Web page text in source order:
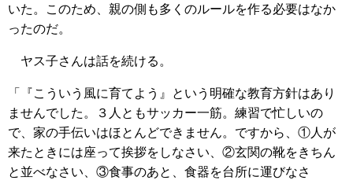
いた。このため、親の側も多くのルールを作る必要はなか
ったのだ。
ヤス子さんは話を続ける。
「『こういう風に育てよう』という明確な教育方針はあり
ませんでした。３人ともサッカー一筋。練習で忙しいの
で、家の手伝いはほとんどできません。ですから、①人が
来たときには座って挨拶をしなさい、②玄関の靴をきちん
と並べなさい、③食事のあと、食器を台所に運びなさ